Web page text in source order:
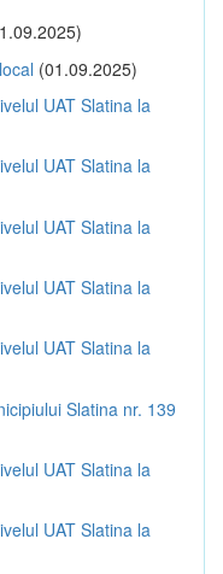
(01.09.2025)
UAT Slatina la
UAT Slatina la
UAT Slatina la
UAT Slatina la
UAT Slatina la
Slatina nr. 139
UAT Slatina la
UAT Slatina la